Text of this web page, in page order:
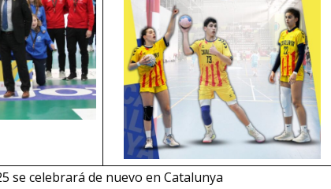
se celebrará de nuevo en Catalunya